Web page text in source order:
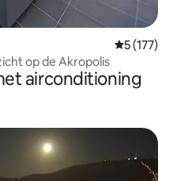
5 (177)
op de Akropolis
airconditioning